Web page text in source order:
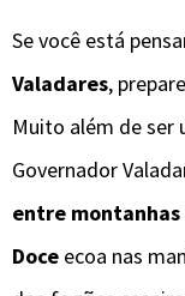
Se você está
Valadares,
Muito além de ser
Governador
entre montanhas
Doce ecoa nas